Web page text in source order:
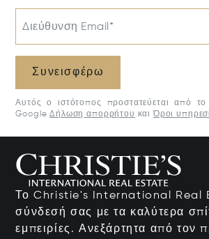
Διεύθυνση Email*
Συνεισφέρω
Αυτός ο ιστότοπος προστατεύεται από
Google Δήλωση απορρήτου και Όροι
Το Christie's International Real
σύνδεσή σας με τα καλύτερα
εμπειρίες. Ανεξάρτητα από τον